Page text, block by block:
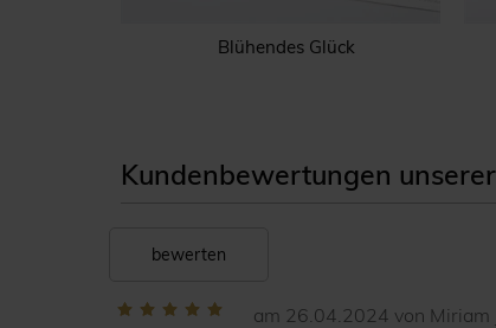
Blühendes Glück
Kundenbewertungen
bewerten
am 26.04.2024 von Miriam J.